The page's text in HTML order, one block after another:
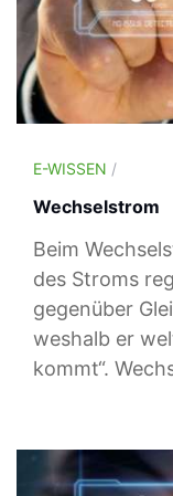
E-WISSEN /
Wechselstrom
Beim
des Stroms
gegenüber
weshalb er
kommt“.